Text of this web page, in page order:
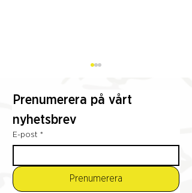
Almhöjden – en cykeltur
Prenumerera på vårt
nyhetsbrev
E-post *
Prenumerera